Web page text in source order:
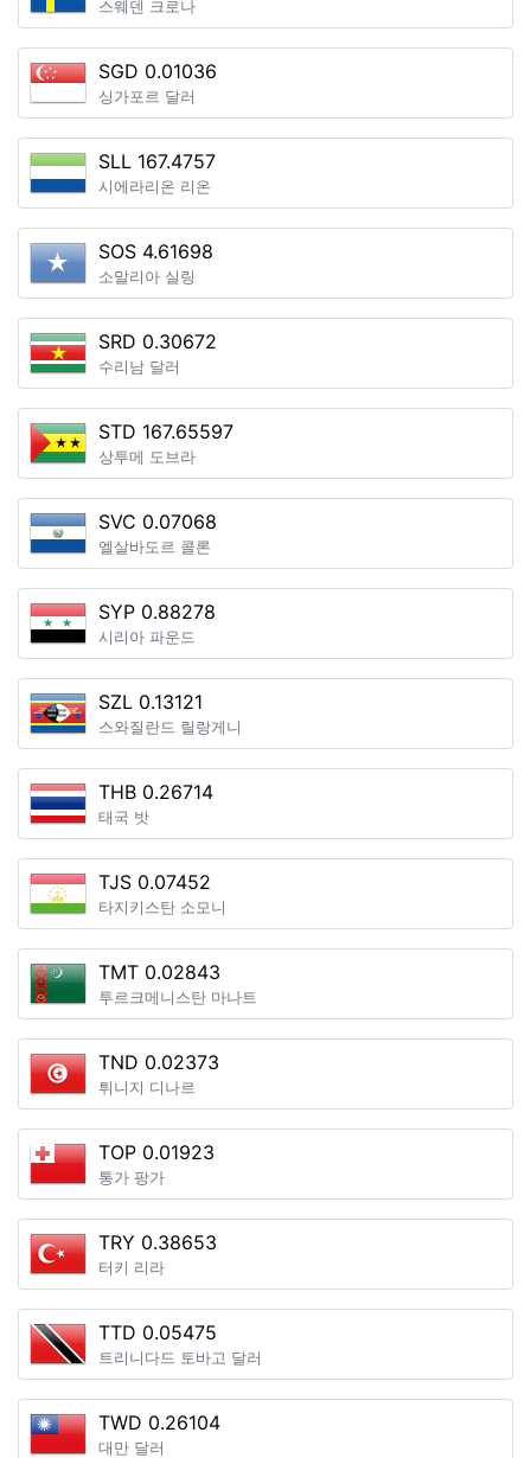
스웨덴 크로나
SGD 0.01036
싱가포르 달러
SLL 167.4757
시에라리온 리온
SOS 4.61698
소말리아 실링
SRD 0.30672
수리남 달러
STD 167.65597
상투메 도브라
SVC 0.07068
엘살바도르 콜론
SYP 0.88278
시리아 파운드
SZL 0.13121
스와질란드 릴랑게니
THB 0.26714
태국 밧
TJS 0.07452
타지키스탄 소모니
TMT 0.02843
투르크메니스탄 마나트
TND 0.02373
튀니지 디나르
TOP 0.01923
통가 팡가
TRY 0.38653
터키 리라
TTD 0.05475
트리니다드 토바고 달러
TWD 0.26104
대만 달러